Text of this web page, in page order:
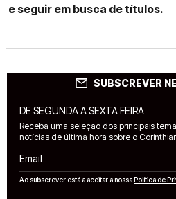
e seguir em busca de títulos.
SUBSCREVER
DE SEGUNDA A SEXTA FEIRA
Receba uma seleção dos principais
notícias de última hora sobre o
Email
Ao subscrever está a aceitar a nossaPolítica de